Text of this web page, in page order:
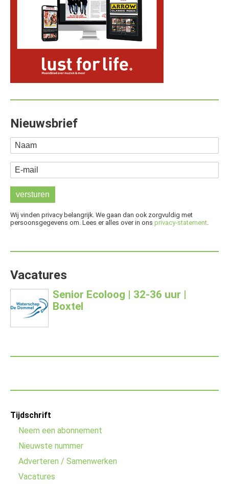
Nieuwsbrief
Naam
E-mail
Wij vinden privacy belangrijk. We gaan dan ook zorgvuldig met
persoonsgegevens om. Lees er alles over in ons privacy-statement.
Vacatures
Senior Ecoloog | 32-36 uur |
Boxtel
Footer
menu
Tijdschrift
Neem een abonnement
Nieuwste nummer
Adverteren / Samenwerken
Vacatures